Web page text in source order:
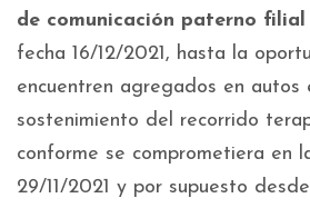
de comunicación paterno
fecha 16/12/2021, hasta la
encuentren agregados en autos
sostenimiento del recorrido
conforme se comprometiera en
29/11/2021 y por supuesto